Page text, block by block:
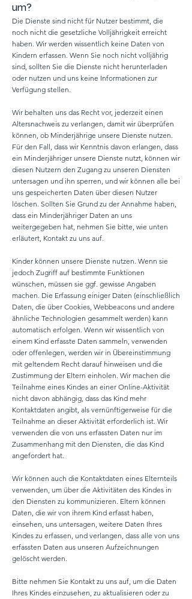
um?
Die Dienste sind nicht für Nutzer bestimmt, die
noch nicht die gesetzliche Volljährigkeit erreicht
haben. Wir werden wissentlich keine Daten von
Kindern erfassen. Wenn Sie noch nicht volljährig
sind, sollten Sie die Dienste nicht herunterladen
oder nutzen und uns keine Informationen zur
Verfügung stellen.
Wir behalten uns das Recht vor, jederzeit einen
Altersnachweis zu verlangen, damit wir überprüfen
können, ob Minderjährige unsere Dienste nutzen.
Für den Fall, dass wir Kenntnis davon erlangen, dass
ein Minderjähriger unsere Dienste nutzt, können wir
diesen Nutzern den Zugang zu unseren Diensten
untersagen und ihn sperren, und wir können alle bei
uns gespeicherten Daten über diesen Nutzer
löschen. Sollten Sie Grund zu der Annahme haben,
dass ein Minderjähriger Daten an uns
weitergegeben hat, nehmen Sie bitte, wie unten
erläutert, Kontakt zu uns auf.
Kinder können unsere Dienste nutzen. Wenn sie
jedoch Zugriff auf bestimmte Funktionen
wünschen, müssen sie ggf. gewisse Angaben
machen. Die Erfassung einiger Daten (einschließlich
Daten, die über Cookies, Webbeacons und andere
ähnliche Technologien gesammelt werden) kann
automatisch erfolgen. Wenn wir wissentlich von
einem Kind erfasste Daten sammeln, verwenden
oder offenlegen, werden wir in Übereinstimmung
mit geltendem Recht darauf hinweisen und die
Zustimmung der Eltern einholen. Wir machen die
Teilnahme eines Kindes an einer Online-Aktivität
nicht davon abhängig, dass das Kind mehr
Kontaktdaten angibt, als vernünftigerweise für die
Teilnahme an dieser Aktivität erforderlich ist. Wir
verwenden die von uns erfassten Daten nur im
Zusammenhang mit den Diensten, die das Kind
angefordert hat.
Wir können auch die Kontaktdaten eines Elternteils
verwenden, um über die Aktivitäten des Kindes in
den Diensten zu kommunizieren. Eltern können
Daten, die wir von ihrem Kind erfasst haben,
einsehen, uns untersagen, weitere Daten Ihres
Kindes zu erfassen, und verlangen, dass alle von uns
erfassten Daten aus unseren Aufzeichnungen
gelöscht werden.
Bitte nehmen Sie Kontakt zu uns auf, um die Daten
Ihres Kindes einzusehen, zu aktualisieren oder zu